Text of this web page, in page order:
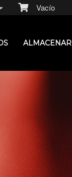
Vacío
ALMACENAR